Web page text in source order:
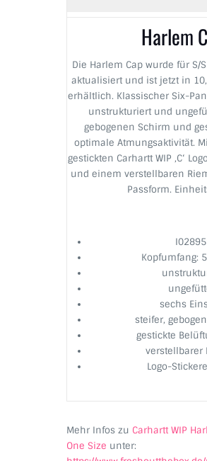
Harlem
Die Harlem Cap wurde für S/
aktualisiert und ist jetzt in
erhältlich. Klassischer Six-
unstrukturiert und
gebogenen Schirm und
optimale Atmungsaktivität.
gestickten Carhartt WIP ‚C‘
und einem verstellbaren
Passform.
Kopfumfang:
sechs
steifer,
gestickte
verstellbarer
Logo-
Mehr Infos zu Carhartt WIP
One Size unter: